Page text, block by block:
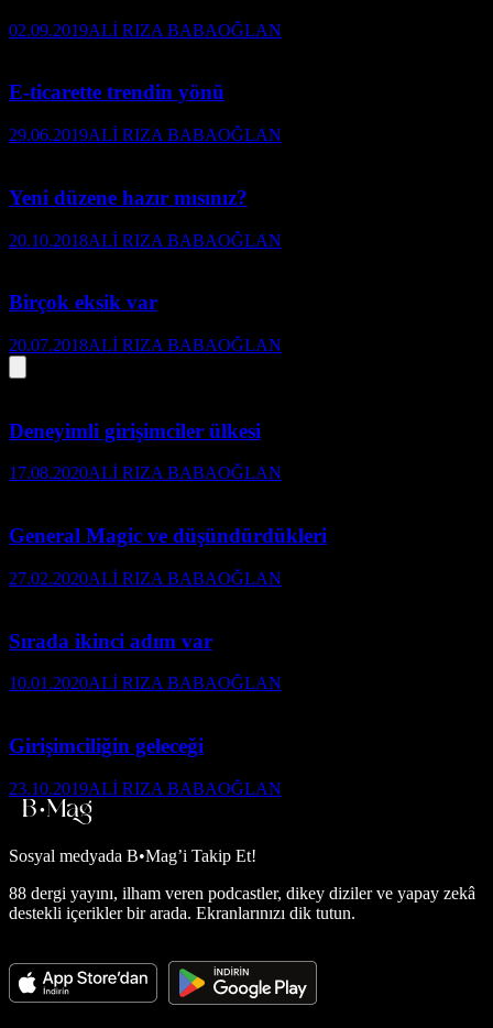
02.09.2019ALİ RIZA BABAOĞLAN
E-ticarette trendin yönü
29.06.2019ALİ RIZA BABAOĞLAN
Yeni düzene hazır mısınız?
20.10.2018ALİ RIZA BABAOĞLAN
Birçok eksik var
20.07.2018ALİ RIZA BABAOĞLAN
Deneyimli girişimciler ülkesi
17.08.2020ALİ RIZA BABAOĞLAN
General Magic ve düşündürdükleri
27.02.2020ALİ RIZA BABAOĞLAN
Sırada ikinci adım var
10.01.2020ALİ RIZA BABAOĞLAN
Girişimciliğin geleceği
23.10.2019ALİ RIZA BABAOĞLAN
Sosyal medyada B•Mag’i Takip Et!
88 dergi yayını, ilham veren podcastler, dikey diziler ve yapay zekâ
destekli içerikler bir arada. Ekranlarınızı dik tutun.